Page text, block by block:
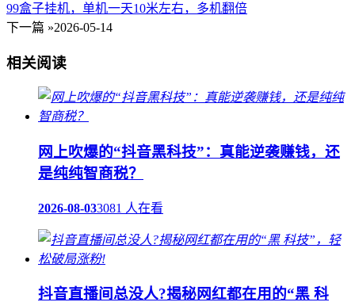
99盒子挂机，单机一天10米左右，多机翻倍
下一篇 »2026-05-14
相关阅读
网上吹爆的“抖音黑科技”：真能逆袭赚钱，还
是纯纯智商税？
2026-08-033081 人在看
抖音直播间总没人?揭秘网红都在用的“黑 科